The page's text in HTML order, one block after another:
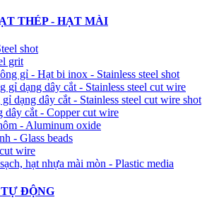
THÉP - HẠT MÀI
shot
grit
gỉ - Hạt bi inox - Stainless steel shot
gỉ dạng dây cắt - Stainless steel cut wire
dạng dây cắt - Stainless steel cut wire shot
dây cắt - Copper cut wire
- Aluminum oxide
- Glass beads
wire
hạt nhựa mài mòn - Plastic media
ĐỘNG